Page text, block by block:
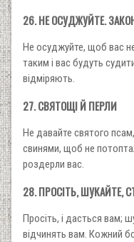
26. НЕ ОСУДЖУЙТЕ.
Не осуджуйте, щоб вас
таким і вас будуть
відміряють.
27. СВЯТОЩІ Й ПЕРЛИ
Не давайте святого
свинями, щоб не
роздерли вас.
28. ПРОСІТЬ, ШУКАЙТЕ,
Просіть, і дасться вам;
відчинять вам. Кожний